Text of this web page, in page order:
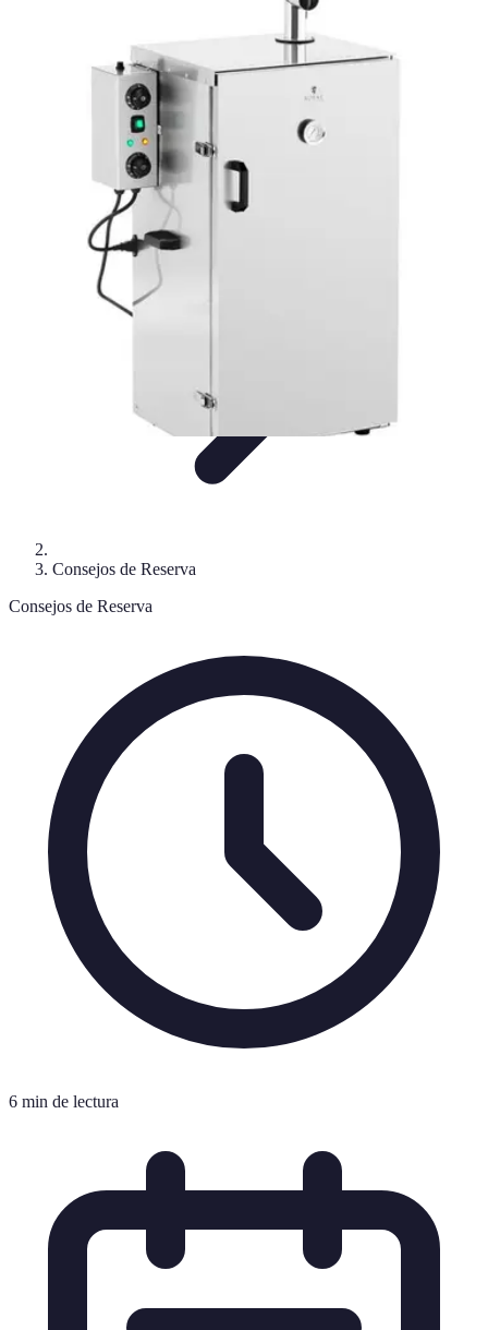
Vacaciones en familiaVacaciones en
Consejos para Reservar Consejos de Viaje
Encuentra Tu Hotel
Consejos de Reserva
Consejos de Reserva
6 min de lectura